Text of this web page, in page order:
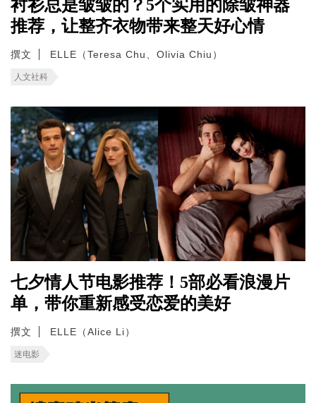
衬衫总是皱皱的？5个实用的除皱神器
推荐，让整齐衣物带来整天好心情
撰文 ELLE（Teresa Chu、Olivia Chiu）
人文社科
七夕情人节电影推荐！5部必看浪漫片
单，带你重新感受恋爱的美好
撰文 ELLE（Alice Li）
迷电影